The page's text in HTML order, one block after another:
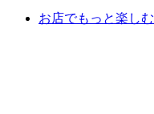
お店でもっと楽しむ